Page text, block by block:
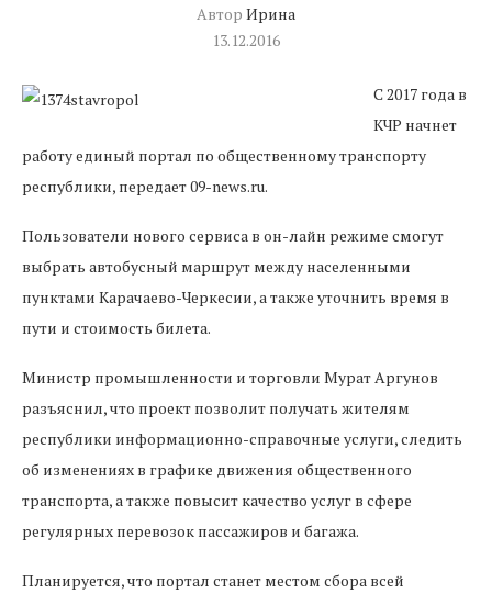
Автор Ирина
13.12.2016
С 2017 года в
КЧР начнет
работу единый портал по общественному транспорту
республики, передает 09-news.ru.
Пользователи нового сервиса в он-лайн режиме смогут
выбрать автобусный маршрут между населенными
пунктами Карачаево-Черкесии, а также уточнить время в
пути и стоимость билета.
Министр промышленности и торговли Мурат Аргунов
разъяснил, что проект позволит получать жителям
республики информационно-справочные услуги, следить
об изменениях в графике движения общественного
транспорта, а также повысит качество услуг в сфере
регулярных перевозок пассажиров и багажа.
Планируется, что портал станет местом сбора всей